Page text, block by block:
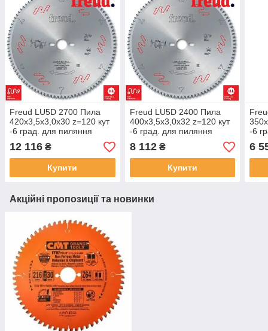
Freud LU5D 2700 Пила
420х3,5x3,0x30 z=120 кут
-6 град. для пиляння
профілів з алюмінію і ПВХ
12 116 ₴
Купити
Freud LU5D 2400 Пила
400х3,5x3,0x32 z=120 кут
-6 град. для пиляння
профілів з алюмінію і ПВХ
8 112₴
Купити
-6
6
Акційні пропозиції та новинки